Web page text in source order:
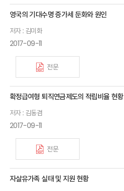
영국의 기대수명 증가세 둔화와 원인
저자 : 김미화
2017-09-11
전문
확정급여형 퇴직연금제도의 적립비율 현황
저자 : 김동겸
2017-09-11
전문
자살유가족 실태 및 지원 현황